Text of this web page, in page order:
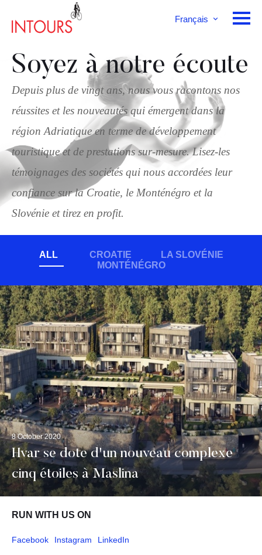
Français
Soyez à notre écoute
Depuis plus de vingt ans, nous vous racontons nos
réussites et les nouveautés qui émergent dans la
région Adriatique en terme de développement
touristique et de prestations sur-mesure. Lisez-les
témoignages des sociétés qui nous accordées leur
confiance sur la Croatie, le Monténégro et la
Slovénie et tirez en profit.
ALL CROATIE
LA SLOVÉNIE
MONTÉNÉGRO
8 October 2020
Hvar se dote d'un nouveau complexe
cinq étoiles à Maslina
RUN WITH US ON
Facebook Instagram LinkedIn